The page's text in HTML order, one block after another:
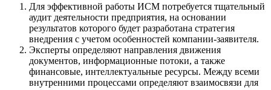
Для эффективной работы ИСМ потребуется тщательный
аудит деятельности предприятия, на основании
результатов которого будет разработана стратегия
внедрения с учетом особенностей компании-заявителя.
Эксперты определяют направления движения
документов, информационные потоки, а также
финансовые, интеллектуальные ресурсы. Между всеми
внутренними процессами определяют взаимосвязи для